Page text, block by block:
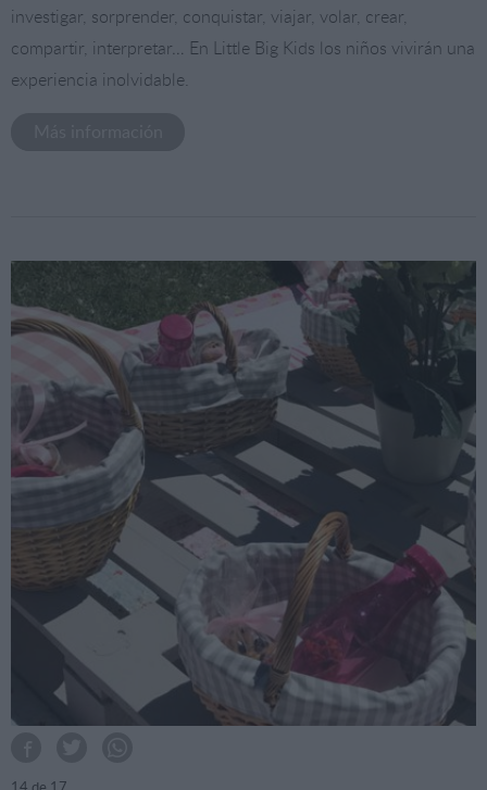
investigar, sorprender, conquistar, viajar, volar, crear,
compartir, interpretar… En Little Big Kids los niños vivirán una
experiencia inolvidable.